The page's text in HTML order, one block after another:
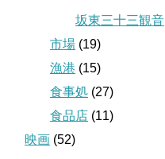
坂東三十三観音
市場 (19)
漁港 (15)
食事処 (27)
食品店 (11)
映画 (52)